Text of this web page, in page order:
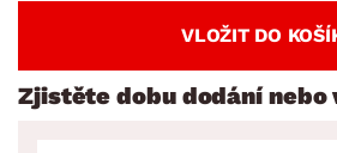
VLOŽIT DO
Zjistěte dobu dodání nebo